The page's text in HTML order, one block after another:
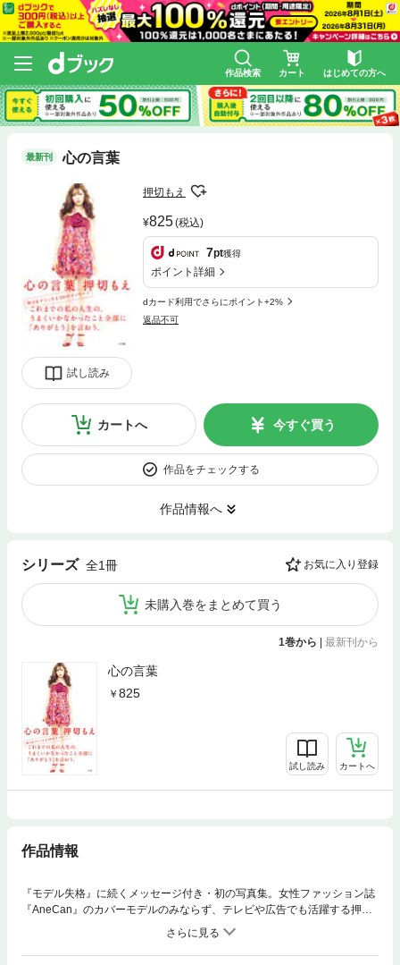
作品検索 カート はじめての方へ
最新刊 心の言葉
試し読み
押切もえ
825(税込)
7pt獲得
ポイント詳細
dカード利用でさらにポイント+2%
返品不可
カートへ 今すぐ買う
作品をチェックする
作品情報へ
シリーズ 全1冊 お気に入り登録
未購入巻をまとめて買う
1巻から 最新刊から
心の言葉
825
試し読み カートへ
作品情報
『モデル失格』に続くメッセージ付き・初の写真集。女性ファッション誌
『AneCan』のカバーモデルのみならず、テレビや広告でも活躍する押切
もえ。近年は『AneCan』の連載や『AERA』にてコラム執筆も担当し、 2
009年に出版した新書『モデル失格』はベストセラーになるなど、老若男
女問わず幅広い支持を得ています。初の単行本は、『モデル失格』に続く